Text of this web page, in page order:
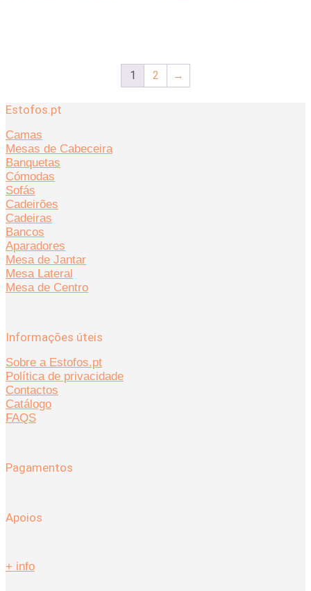
1 2 →
Estofos.pt
Camas
Mesas de Cabeceira
Banquetas
Cómodas
Sofás
Cadeirões
Cadeiras
Bancos
Aparadores
Mesa de Jantar
Mesa Lateral
Mesa de Centro
Informações úteis
Sobre a Estofos.pt
Política de privacidade
Contactos
Catálogo
FAQS
Pagamentos
Apoios
+ info